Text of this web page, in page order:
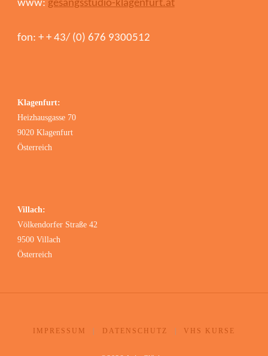
www: gesangsstudio-klagenfurt.at
fon: + + 43/ (0) 676 9300512
Klagenfurt:
Heizhausgasse 70
9020 Klagenfurt
Österreich
Villach:
Völkendorfer Straße 42
9500 Villach
Österreich
IMPRESSUM DATENSCHUTZ VHS KURSE